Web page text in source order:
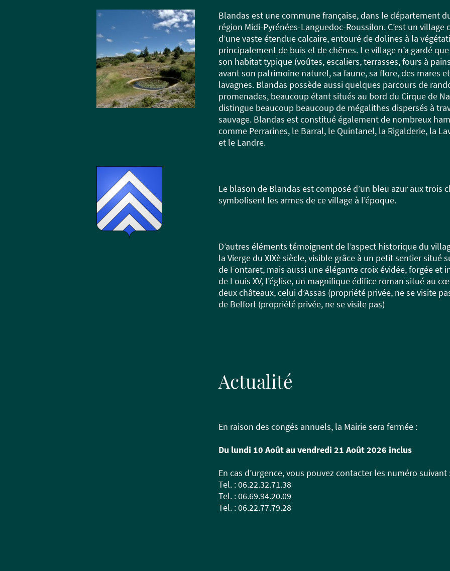
Blandas est une commune française, dans le département
région Midi-Pyrénées-Languedoc-Roussilon. C’est un village
d’une vaste étendue calcaire, entouré de dolines à la
principalement de buis et de chênes. Le village n’a gardé
son habitat typique (voûtes, escaliers, terrasses, fours à
avant son patrimoine naturel, sa faune, sa flore, des mares
lavagnes. Blandas possède aussi quelques parcours de
promenades, beaucoup étant situés au bord du Cirque de
distingue beaucoup beaucoup de mégalithes dispersés à
sauvage. Blandas est constitué également de nombreux
comme Perrarines, le Barral, le Quintanel, la Rigalderie, la
et le Landre.
Le blason de Blandas est composé d’un bleu azur aux trois
symbolisent les armes de ce village à l’époque.
D’autres éléments témoignent de l’aspect historique du
la Vierge du XIXè siècle, visible grâce à un petit sentier situé
de Fontaret, mais aussi une élégante croix évidée, forgée et
de Louis XV, l’église, un magnifique édifice roman situé au
deux châteaux, celui d’Assas (propriété privée, ne se visite
de Belfort (propriété privée, ne se visite pas)
Actualité
En raison des congés annuels, la Mairie sera fermée :
Du lundi 10 Août au vendredi 21 Août 2026 inclus
En cas d’urgence, vous pouvez contacter les numéro suivant
Tel. : 06.22.32.71.38
Tel. : 06.69.94.20.09
Tel. : 06.22.77.79.28